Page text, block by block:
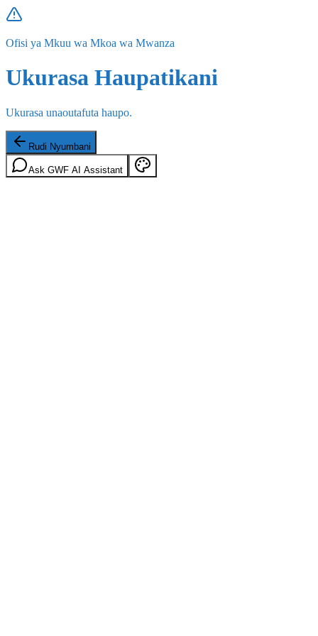
Ofisi ya Mkuu wa Mkoa wa Mwanza
Ukurasa Haupatikani
Ukurasa unaoutafuta haupo.
Rudi Nyumbani
Ask GWF AI Assistant